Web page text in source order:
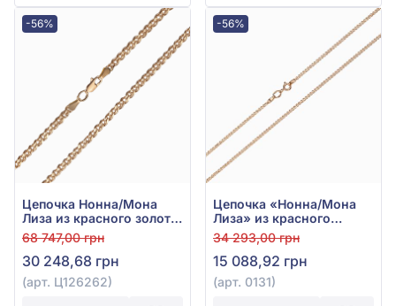
-56%
Цепочка Нонна/Мона
Лиза из красного золота
585°, арт. Ц126262
68 747,00 грн
30 248,68 грн
(арт. Ц126262)
-56%
Цепочка «Нонна/Мона
Лиза» из красного
золота 585° без вставки,
арт. 0131
34 293,00 грн
15 088,92 грн
(арт. 0131)